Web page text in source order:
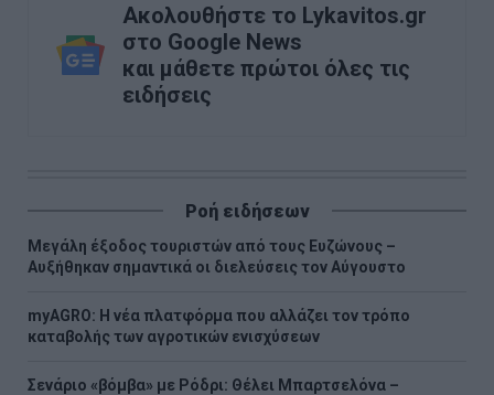
Ακολουθήστε το Lykavitos.gr
στο Google News
και μάθετε πρώτοι όλες τις
ειδήσεις
Ροή ειδήσεων
Μεγάλη έξοδος τουριστών από τους Ευζώνους –
Αυξήθηκαν σημαντικά οι διελεύσεις τον Αύγουστο
myAGRO: Η νέα πλατφόρμα που αλλάζει τον τρόπο
καταβολής των αγροτικών ενισχύσεων
Σενάριο «βόμβα» με Ρόδρι: Θέλει Μπαρτσελόνα –